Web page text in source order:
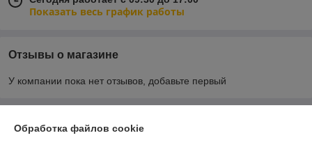
Показать весь график работы
Отзывы о магазине
У компании пока нет отзывов, добавьте первый
Обработка файлов cookie